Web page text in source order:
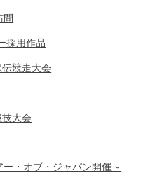
問
採用作品
競走大会
大会
・オブ・ジャパン開催～